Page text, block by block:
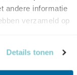
andere informatie
verzameld op
Details tonen